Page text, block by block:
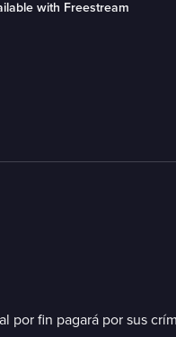
with Freestream
por fin pagará por sus